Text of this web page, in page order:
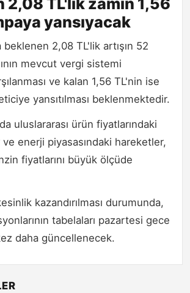
2,08 TL'lik zamın 1,56
yansıyacak
beklenen 2,08 TL'lik artışın 52
mevcut vergi sistemi
ve kalan 1,56 TL'nin ise
yansıtılması beklenmektedir.
uluslararası ürün fiyatlarındaki
enerji piyasasındaki hareketler,
fiyatlarını büyük ölçüde
kazandırılması durumunda,
tabelaları pazartesi gece
daha güncellenecek.